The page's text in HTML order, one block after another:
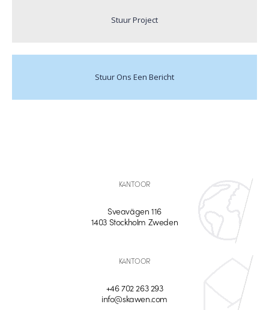
Stuur Project
Stuur Ons Een Bericht
KANTOOR
Sveavägen 116
1403 Stockholm Zweden
KANTOOR
+46 702 263 293
info@skawen.com